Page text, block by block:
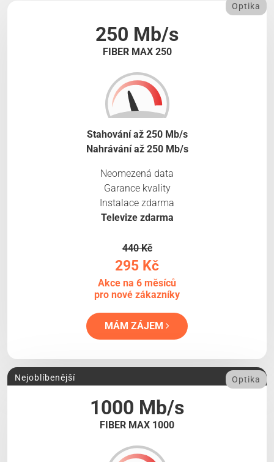
250 Mb/s
FIBER MAX 250
Optika
Stahování až 250 Mb/s
Nahrávání až 250 Mb/s
Neomezená data
Garance kvality
Instalace zdarma
Televize zdarma
440 Kč
295 Kč
Akce na 6 měsíců
pro nové zákazníky
MÁM ZÁJEM
1000 Mb/s
FIBER MAX 1000
Nejoblíbenější Optika